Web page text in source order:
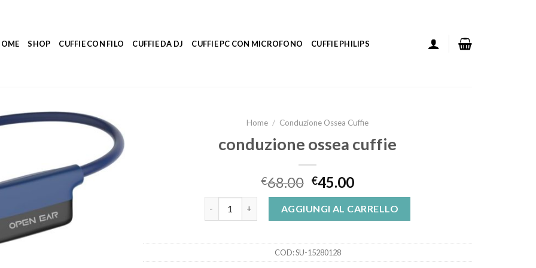
SHOP CUFFIE CON FILO CUFFIE DA DJ CUFFIE PC CON MICROFONO CUFFIE PHILIPS
Home / Conduzione Ossea Cuffie
conduzione ossea cuffie
€68.00 €45.00
AGGIUNGI AL CARRELLO
COD:SU-15280128